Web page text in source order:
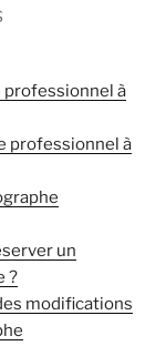
professionnel à
professionnel à
un
?
modifications